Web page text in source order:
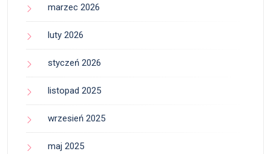
marzec 2026
luty 2026
styczeń 2026
listopad 2025
wrzesień 2025
maj 2025